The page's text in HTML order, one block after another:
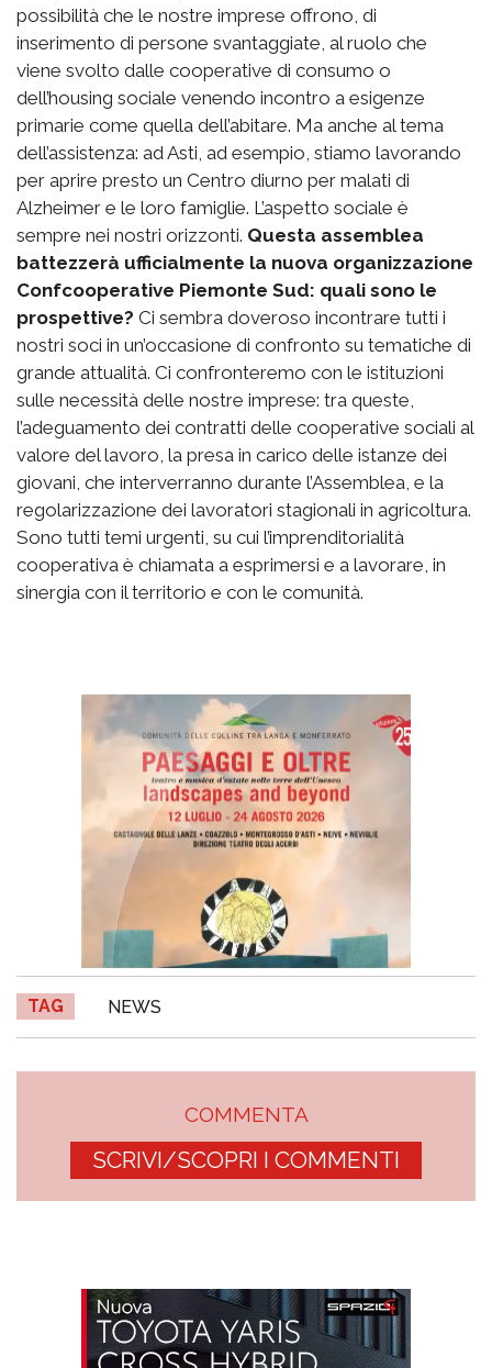
possibilità che le nostre imprese offrono, di
inserimento di persone svantaggiate, al ruolo che
viene svolto dalle cooperative di consumo o
dell’housing sociale venendo incontro a esigenze
primarie come quella dell’abitare. Ma anche al tema
dell’assistenza: ad Asti, ad esempio, stiamo lavorando
per aprire presto un Centro diurno per malati di
Alzheimer e le loro famiglie. L’aspetto sociale è
sempre nei nostri orizzonti. Questa assemblea
battezzerà ufficialmente la nuova organizzazione
Confcooperative Piemonte Sud: quali sono le
prospettive? Ci sembra doveroso incontrare tutti i
nostri soci in un’occasione di confronto su tematiche di
grande attualità. Ci confronteremo con le istituzioni
sulle necessità delle nostre imprese: tra queste,
l’adeguamento dei contratti delle cooperative sociali al
valore del lavoro, la presa in carico delle istanze dei
giovani, che interverranno durante l’Assemblea, e la
regolarizzazione dei lavoratori stagionali in agricoltura.
Sono tutti temi urgenti, su cui l’imprenditorialità
cooperativa è chiamata a esprimersi e a lavorare, in
sinergia con il territorio e con le comunità.
TAG NEWS
COMMENTA
SCRIVI/SCOPRI I COMMENTI